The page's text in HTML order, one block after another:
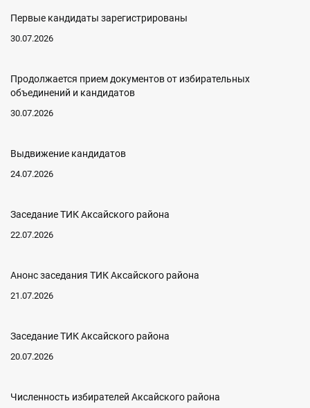
Первые кандидаты зарегистрированы
30.07.2026
Продолжается прием документов от избирательных
объединений и кандидатов
30.07.2026
Выдвижение кандидатов
24.07.2026
Заседание ТИК Аксайского района
22.07.2026
Анонс заседания ТИК Аксайского района
21.07.2026
Заседание ТИК Аксайского района
20.07.2026
Численность избирателей Аксайского района